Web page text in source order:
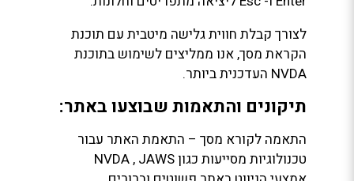
לצורך קבלת חווית גלישה מיטבית עם תוכנת
הקראת מסך, אנו ממליצים לשימוש בתוכנת
NVDA העדכנית ביותר.
תיקונים והתאמות שבוצעו באתר:
התאמה לקורא מסך – התאמת האתר עבור
טכנולוגיות מסייעות כגון NVDA , JAWS